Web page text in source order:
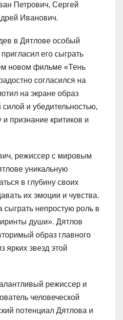
Петрович, Сергей
Иванович.
в Дятлове особый
его сыграть
новом фильме «Тень
согласился на
на экране образ
силой и убедительностью,
и признание критиков и
режиссер с мировым
уникальную
в глубину своих
их эмоции и чувства.
сыграть непростую роль в
души». Дятлов
образ главного
ярких звезд этой
режиссер и
человеческой
потенциал Дятлова и